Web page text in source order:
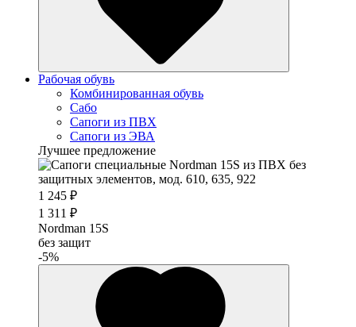
Рабочая обувь
Комбинированная обувь
Сабо
Сапоги из ПВХ
Сапоги из ЭВА
Лучшее предложение
1 245 ₽
1 311 ₽
Nordman 15S
без защит
-5%